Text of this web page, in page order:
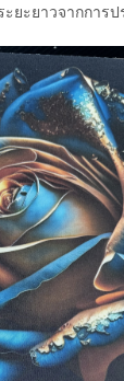
ยะยาวจากการ